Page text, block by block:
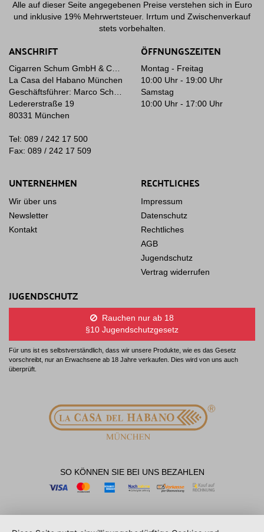
Alle auf dieser Seite angegebenen Preise verstehen sich in Euro
und inklusive 19% Mehrwertsteuer. Irrtum und Zwischenverkauf
stets vorbehalten.
ANSCHRIFT
Cigarren Schum GmbH & Co. KG
La Casa del Habano München
Geschäftsführer: Marco Schum
Ledererstraße 19
80331 München
Tel: 089 / 242 17 500
Fax: 089 / 242 17 509
ÖFFNUNGSZEITEN
Montag - Freitag
10:00 Uhr - 19:00 Uhr
Samstag
10:00 Uhr - 17:00 Uhr
UNTERNEHMEN
Wir über uns
Newsletter
Kontakt
RECHTLICHES
Impressum
Datenschutz
Rechtliches
AGB
Jugendschutz
Vertrag widerrufen
JUGENDSCHUTZ
Rauchen nur ab 18
§10 Jugendschutzgesetz
Für uns ist es selbstverständlich, dass wir unsere Produkte, wie es das Gesetz
vorschreibt, nur an Erwachsene ab 18 Jahre verkaufen. Dies wird von uns auch
überprüft.
SO KÖNNEN SIE BEI UNS BEZAHLEN